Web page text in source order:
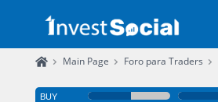
Main Page Foro para Traders